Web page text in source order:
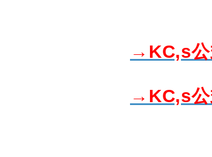
→KC,s
→KC,s